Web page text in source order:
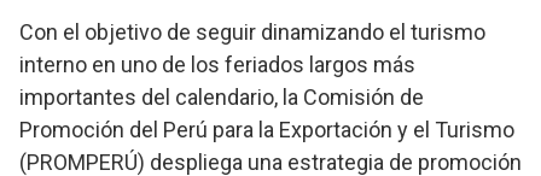
Con el objetivo de seguir dinamizando el turismo
interno en uno de los feriados largos más
importantes del calendario, la Comisión de
Promoción del Perú para la Exportación y el Turismo
(PROMPERÚ) despliega una estrategia de promoción